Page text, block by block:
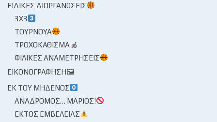
ΕΙΔΙΚΈΣ ΔΙΟΡΓΑΝΏΣΕΙΣ
3X3
ΤΟΥΡΝΟΥΆ
ΤΡΟΧΟΚΆΘΙΣΜΑ
ΦΙΛΙΚΈΣ ΑΝΑΜΕΤΡΉΣΕΙΣ
ΕΙΚΟΝΟΓΡΆΦΗΣΗ🖼
ΕΚ ΤΟΥ ΜΗΔΕΝΌΣ
ΑΝΆΔΡΟΜΟΣ… ΜΆΡΙΟΣ!
ΕΚΤΌΣ ΕΜΒΈΛΕΙΑΣ